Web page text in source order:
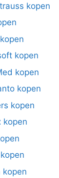
kopen
kopen
kopen
kopen
kopen
kopen
kopen